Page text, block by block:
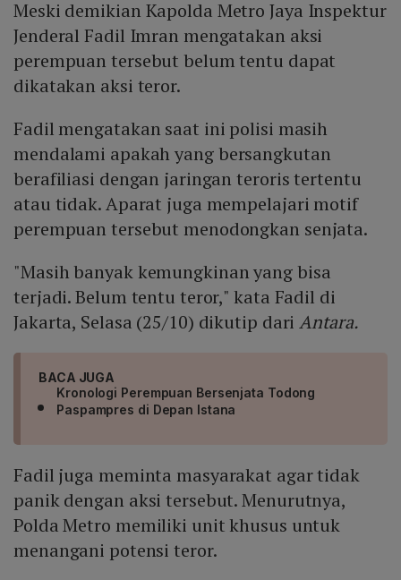
Meski demikian Kapolda Metro Jaya Inspektur
Jenderal Fadil Imran mengatakan aksi
perempuan tersebut belum tentu dapat
dikatakan aksi teror.
Fadil mengatakan saat ini polisi masih
mendalami apakah yang bersangkutan
berafiliasi dengan jaringan teroris tertentu
atau tidak. Aparat juga mempelajari motif
perempuan tersebut menodongkan senjata.
"Masih banyak kemungkinan yang bisa
terjadi. Belum tentu teror," kata Fadil di
Jakarta, Selasa (25/10) dikutip dariAntara.
BACA JUGA
Kronologi Perempuan Bersenjata Todong
Paspampres di Depan Istana
Fadil juga meminta masyarakat agar tidak
panik dengan aksi tersebut. Menurutnya,
Polda Metro memiliki unit khusus untuk
menangani potensi teror.